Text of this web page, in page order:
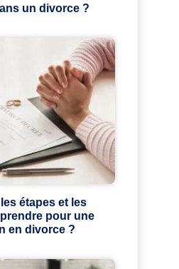
un divorce ?
étapes et les
pour une
en divorce ?